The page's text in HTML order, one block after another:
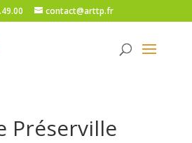
contact@arttp.fr
Préserville